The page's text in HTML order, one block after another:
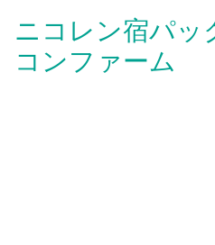
content
ニコレン宿パッ
コンファーム